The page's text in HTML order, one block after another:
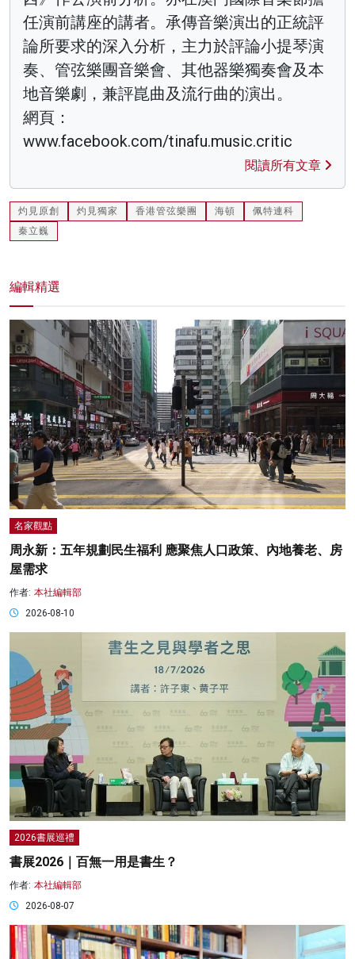
任演前講座的講者。承傳音樂演出的正統評
論所要求的深入分析，主力於評論小提琴演
奏、管弦樂團音樂會、其他器樂獨奏會及本
地音樂劇，兼評崑曲及流行曲的演出。
網頁：
www.facebook.com/tinafu.music.critic
閱讀所有文章
灼見原創 灼見獨家 香港管弦樂團 海頓
佩特連科
秦立巍
編輯精選
名家觀點
周永新：五年規劃民生福利 應聚焦人口政策、內地養老、房
屋需求
作者: 本社編輯部
2026-08-10
2026書展巡禮
書展2026｜百無一用是書生？
作者: 本社編輯部
2026-08-07